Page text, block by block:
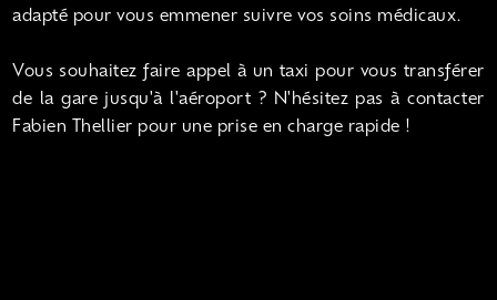
adapté pour vous emmener suivre vos soins médicaux.
Vous souhaitez faire appel à un taxi pour vous transférer
de la gare jusqu'à l'aéroport ? N'hésitez pas à contacter
Fabien Thellier pour une prise en charge rapide !